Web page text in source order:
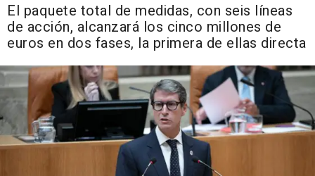
El paquete total de medidas, con seis líneas
de acción, alcanzará los cinco millones de
euros en dos fases, la primera de ellas directa